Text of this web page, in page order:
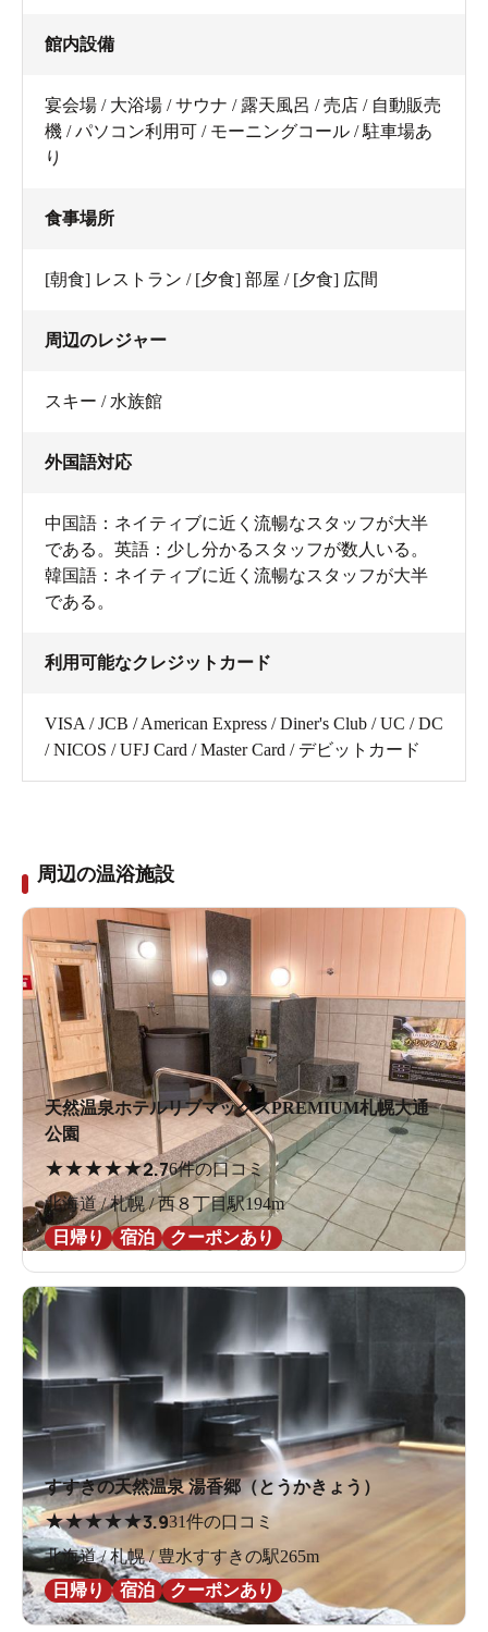
館内設備
宴会場 / 大浴場 / サウナ / 露天風呂 / 売店 / 自動販売
機 / パソコン利用可 / モーニングコール / 駐車場あ
り
食事場所
[朝食] レストラン / [夕食] 部屋 / [夕食] 広間
周辺のレジャー
スキー / 水族館
外国語対応
中国語：ネイティブに近く流暢なスタッフが大半
である。英語：少し分かるスタッフが数人いる。
韓国語：ネイティブに近く流暢なスタッフが大半
である。
利用可能なクレジットカード
VISA / JCB / American Express / Diner's Club / UC / DC
/ NICOS / UFJ Card / Master Card / デビットカード
周辺の温浴施設
天然温泉ホテルリブマックスPREMIUM札幌大通
公園
★★★★★2.76件の口コミ
北海道 / 札幌 / 西８丁目駅194m
日帰り
宿泊 クーポンあり
すすきの天然温泉 湯香郷（とうかきょう）
★★★★★3.931件の口コミ
北海道 / 札幌 / 豊水すすきの駅265m
日帰り
宿泊 クーポンあり